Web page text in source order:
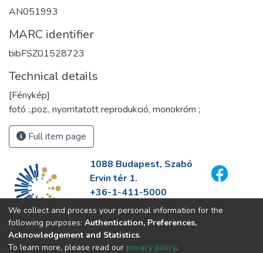
AN051993
MARC identifier
bibFSZ01528723
Technical details
[Fénykép]
fotó :,poz., nyomtatott reprodukció, monokróm ;
Full item page
1088 Budapest, Szabó
Ervin tér 1.
+36-1-411-5000
info@fszek.hu
https://fszek.hu
We collect and process your personal information for the
following purposes: Authentication, Preferences,
Acknowledgement and Statistics.
To learn more, please read our privacy policy.